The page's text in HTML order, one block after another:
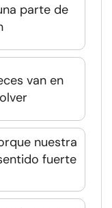
parte de
van en
nuestra
fuerte